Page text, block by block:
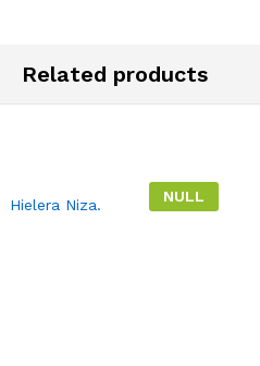
Related products
NULL
Hielera Niza.